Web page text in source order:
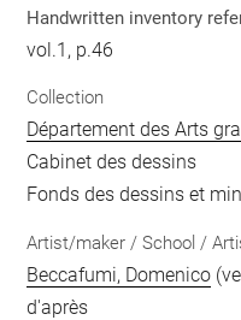
Handwritten inventory
vol.1, p.46
Collection
Département des Arts
Cabinet des dessins
Fonds des dessins et
Artist/maker / School /
Beccafumi, Domenico
d'après